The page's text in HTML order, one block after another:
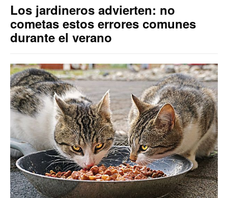
Los jardineros advierten: no
cometas estos errores comunes
durante el verano